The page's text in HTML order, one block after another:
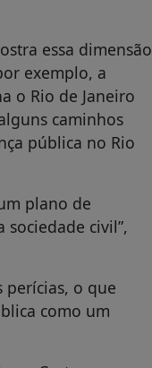
essa dimensão
exemplo, a
o Rio de Janeiro
caminhos
pública no Rio
plano de
civil”,
o que
como um